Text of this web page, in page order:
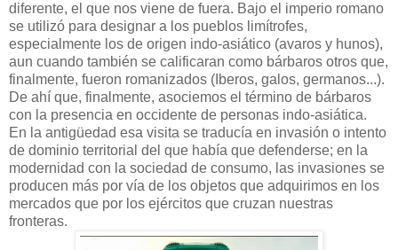
diferente, el que nos viene de fuera. Bajo el imperio romano
se utilizó para designar a los pueblos limítrofes,
especialmente los de origen indo-asiático (avaros y hunos),
aun cuando también se calificaran como bárbaros otros que,
finalmente, fueron romanizados (Iberos, galos, germanos...).
De ahí que, finalmente, asociemos el término de bárbaros
con la presencia en occidente de personas indo-asiática.
En la antigüedad esa visita se traducía en invasión o intento
de dominio territorial del que había que defenderse; en la
modernidad con la sociedad de consumo, las invasiones se
producen más por vía de los objetos que adquirimos en los
mercados que por los ejércitos que cruzan nuestras
fronteras.